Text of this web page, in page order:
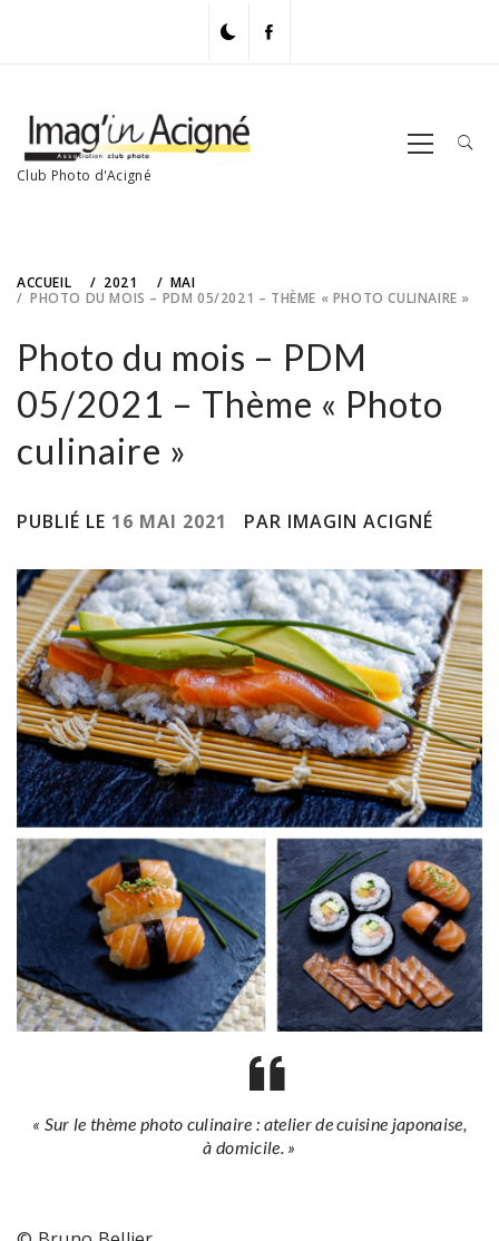
Club Photo d'Acigné
Primary
Menu
ACCUEIL 2021
MAI
PHOTO DU MOIS – PDM 05/2021 – THÈME « PHOTO CULINAIRE »
Photo du mois – PDM
05/2021 – Thème « Photo
culinaire »
PUBLIÉ LE 16 MAI 2021 PAR IMAGIN ACIGNÉ
« Sur le thème photo culinaire : atelier de cuisine japonaise,
à domicile. »